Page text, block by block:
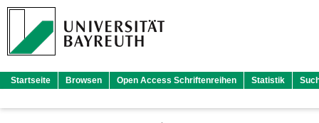
Startseite Browsen Open Access Schriftenreihen Statistik